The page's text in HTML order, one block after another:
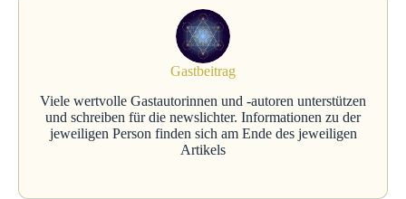
Gastbeitrag
Viele wertvolle Gastautorinnen und -autoren unterstützen
und schreiben für die newslichter. Informationen zu der
jeweiligen Person finden sich am Ende des jeweiligen
Artikels